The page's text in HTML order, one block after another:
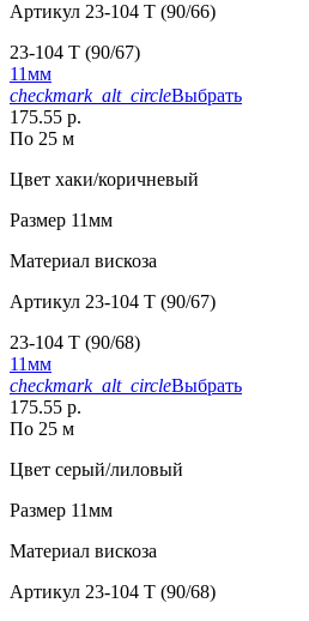
Артикул 23-104 T (90/66)
23-104 T (90/67)
11мм
checkmark_alt_circleВыбрать
175.55 р.
По 25 м
Цвет хаки/коричневый
Размер 11мм
Материал вискоза
Артикул 23-104 T (90/67)
23-104 T (90/68)
11мм
checkmark_alt_circleВыбрать
175.55 р.
По 25 м
Цвет серый/лиловый
Размер 11мм
Материал вискоза
Артикул 23-104 T (90/68)